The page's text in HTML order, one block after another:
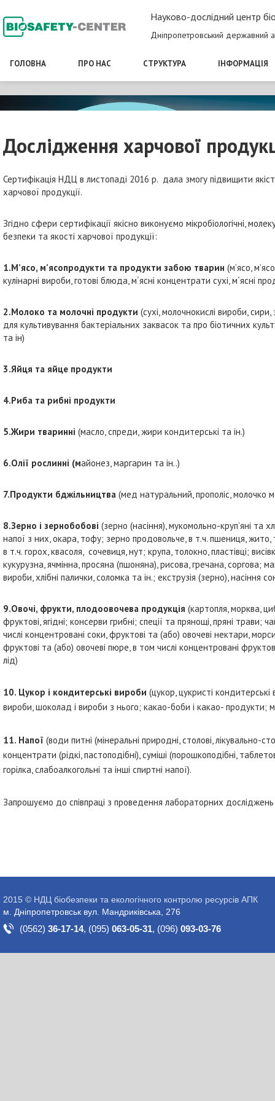
Науково-дослідний центр
Дніпропетровський державний
ГОЛОВНА ПРО НАС СТРУКТУРА ІНФОРМАЦІЯ
Дослідження харчової
Сертифікація НДЦ в листопаді 2016 р. дала змогу підвищити
харчової продукції.
Згідно сфери сертифікації якісно виконуємо мікробіологічні,
безпеки та якості харчової продукції:
1.М’ясо, м’ясопродукти та продукти забою тварин (м’ясо,
кулінарні вироби, готові блюда, м´ясні концентрати сухі, м´ясні
2.Молоко та молочні продукти (сухі, молочнокислі вироби,
для культивування бактеріальних заквасок та про біотичних
та ін)
3.Яйця та яйце продукти
4.Риба та рибні продукти
5.Жири тваринні (масло, спреди, жири кондитерські та ін.)
6.Олії рослинні (майонез, маргарин та ін..)
7.Продукти бджільництва (мед натуральний, прополіс, молочко
8.Зерно і зернобобові (зерно (насіння), мукомольно-круп’яні та
напої з них, окара, тофу; зерно продовольче, в т.ч. пшениця, жито,
в т.ч. горох, квасоля, сочевиця, нут; крупа, толокно, пластівці;
кукурузна, ячмінна, просяна (пшоняна), рисова, гречана, соргова;
вироби, хлібні палички, соломка та ін.; екструзія (зерно), насіння
9.Овочі, фрукти, плодоовочева продукція (картопля, морква,
фруктові, ягідні; консерви грибні; спеції та прянощі, пряні
числі концентровані соки, фруктові та (або) овочеві нектари,
фруктові та (або) овочеві пюре, в том числі концентровані
лід)
10. Цукор і кондитерські вироби (цукор, цукристі
вироби, шоколад і вироби з нього; какао-боби і какао- продукти;
11. Напої (води питні (мінеральні природні, столові, лікувально-
концентрати (рідкі, пастоподібні), суміші (порошкоподібні,
горілка, слабоалкогольні та інші спиртні напої).
Запрошуємо до співпраці з проведення лабораторних
2015 © НДЦ біобезпеки та екологічного контролю ресурсів АПК
м. Дніпропетровськ вул. Мандриківська, 276
(0562) 36-17-14, (095) 063-05-31, (096) 093-03-76